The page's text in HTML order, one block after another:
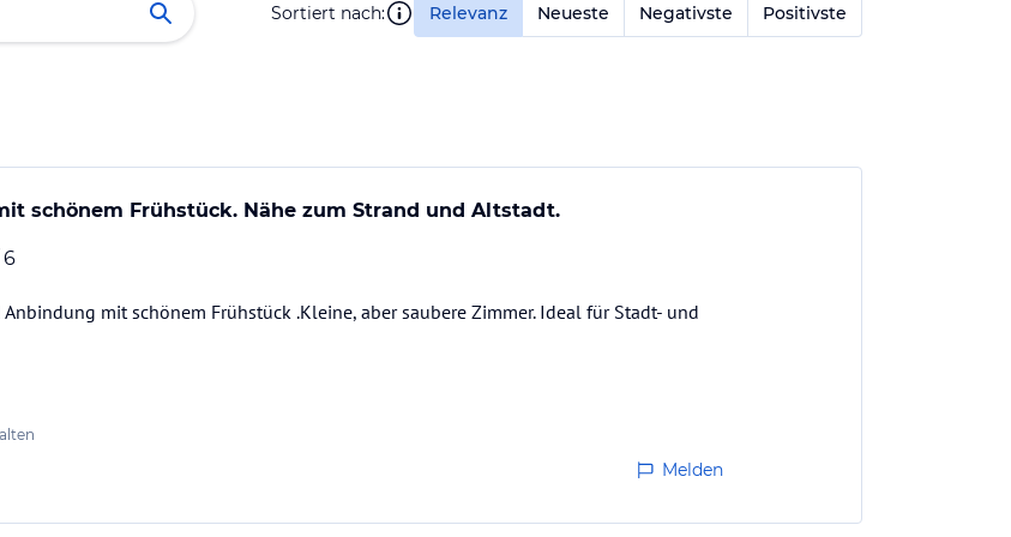
Sortiert nach: Relevanz Neueste Negativste Positivste
schönem Frühstück. Nähe zum Strand und Altstadt.
6
mit schönem Frühstück .Kleine, aber saubere Zimmer. Ideal für Stadt- und
Melden